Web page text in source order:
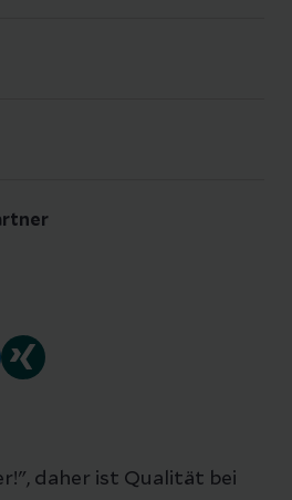
daher ist Qualität bei